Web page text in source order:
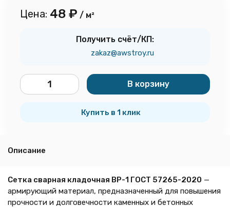
Цена: 48 ₽ / м²
Получить счёт/КП:
zakaz@awstroy.ru
В корзину
Купить в 1 клик
Описание
Сетка сварная кладочная ВР-1 ГОСТ 57265-2020 —
армирующий материал, предназначенный для повышения
прочности и долговечности каменных и бетонных